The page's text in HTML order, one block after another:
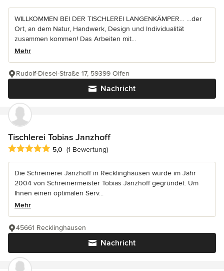
WILLKOMMEN BEI DER TISCHLEREI LANGENKÄMPER… …der
Ort, an dem Natur, Handwerk, Design und Individualität
zusammen kommen! Das Arbeiten mit...
Mehr
Nachricht
Rudolf-Diesel-Straße 17, 59399 Olfen
Tischlerei Tobias Janzhoff
Durchschnittliche Bewertung: 5 von 5 Sternen
5,0 (1 Bewertung)
Die Schreinerei Janzhoff in Recklinghausen wurde im Jahr
2004 von Schreinermeister Tobias Janzhoff gegründet. Um
Ihnen einen optimalen Serv...
Mehr
Nachricht
45661 Recklinghausen